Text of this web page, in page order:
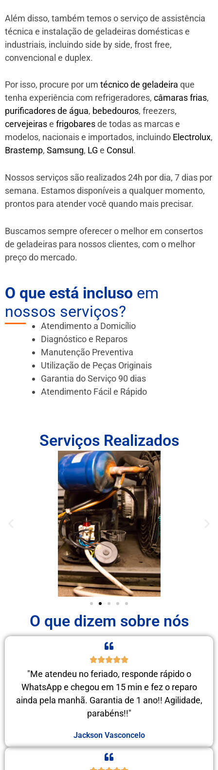
Além disso, também temos o serviço de assistência
técnica e instalação de geladeiras domésticas e
industriais, incluindo side by side, frost free,
convencional e duplex.
Por isso, procure por um técnico de geladeira que
tenha experiência com refrigeradores, câmaras frias,
purificadores de água, bebedouros, freezers,
cervejeirase frigobaresde todas as marcas e
modelos, nacionais e importados, incluindo Electrolux,
Brastemp, Samsung, LG e Consul .
Nossos serviços são realizados 24h por dia, 7 dias por
semana. Estamos disponíveis a qualquer momento,
prontos para atender você quando mais precisar.
Buscamos sempre oferecer o melhor em consertos
de geladeiras para nossos clientes, com o melhor
preço do mercado.
O que está incluso em
nossos serviços?
Atendimento a Domicílio
Diagnóstico e Reparos
Manutenção Preventiva
Utilização de Peças Originais
Garantia do Serviço 90 dias
Atendimento Fácil e Rápido
Serviços Realizados
O que dizem sobre nós
"Me atendeu no feriado, responde rápido o
WhatsApp e chegou em 15 min e fez o reparo
ainda pela manhã. Garantia de 1 ano!! Agilidade,
parabéns!!"
Jackson Vasconcelo